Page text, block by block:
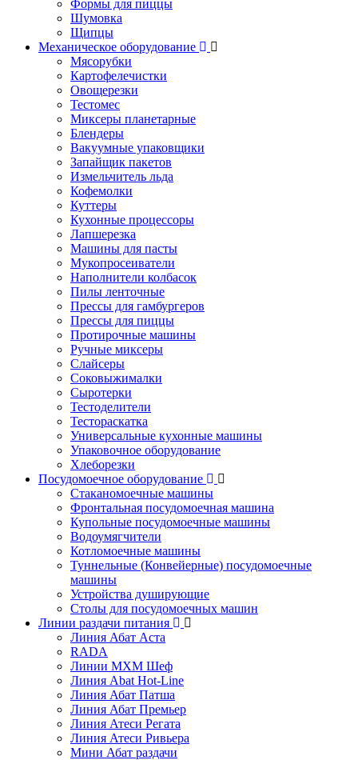
Формы для пиццы
Шумовка
Щипцы
Механическое оборудование
Мясорубки
Картофелечистки
Овощерезки
Тестомес
Миксеры планетарные
Блендеры
Вакуумные упаковщики
Запайщик пакетов
Измельчитель льда
Кофемолки
Куттеры
Кухонные процессоры
Лапшерезка
Машины для пасты
Мукопросеиватели
Наполнители колбасок
Пилы ленточные
Прессы для гамбургеров
Прессы для пиццы
Протирочные машины
Ручные миксеры
Слайсеры
Соковыжималки
Сыротерки
Тестоделители
Тестораскатка
Универсальные кухонные машины
Упаковочное оборудование
Хлеборезки
Посудомоечное оборудование
Стаканомоечные машины
Фронтальная посудомоечная машина
Купольные посудомоечные машины
Водоумягчители
Котломоечные машины
Туннельные (Конвейерные) посудомоечные
машины
Устройства душирующие
Столы для посудомоечных машин
Линии раздачи питания
Линия Абат Аста
RADA
Линии МХМ Шеф
Линия Abat Hot-Line
Линия Абат Патша
Линия Абат Премьер
Линия Атеси Регата
Линия Атеси Ривьера
Мини Абат раздачи